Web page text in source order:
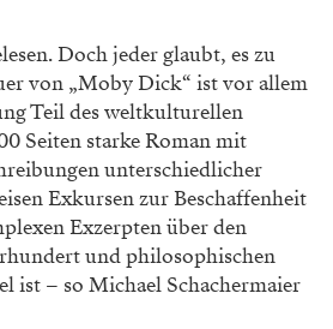
Doch jeder glaubt, es zu
von „Moby Dick“ ist vor allem
Teil des weltkulturellen
Seiten starke Roman mit
unterschiedlicher
Exkursen zur Beschaffenheit
Exzerpten über den
und philosophischen
ist – so Michael Schachermaier